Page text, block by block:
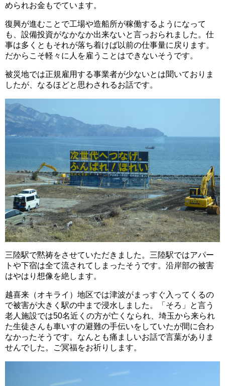
められお金もでています。
復興が進むことで工場や造船所が稼働するようになって
も、設備投資がなかなか出来ないと言っおられました。仕
事は多くともそれが落ち着けば以前の仕事量に戻ります。
だからこそ軽々に人を雇うことはできないそうです。
被災地では正規雇用する事業者が少ないとは聞いておりま
したが、なるほどと思わされるお話です。
三陸駅で黙祷をさせていただきました。三陸駅ではアパー
トや下宿は全て流されてしまったそうです。沿岸部の被害
はやはり想像を絶します。
越喜来（オキライ）地区では津波がまっすぐ入ってくるの
で被害が大きく駅の中まで浸水しました。「そろ」と言う
老人施設では50名近くの方が亡くなられ、埼玉から来られ
た生徒さんも車いすの避難の手伝いをしていたが間に合わ
なかったそうです。なんとも痛ましいお話で言葉がありま
せんでした。ご冥福をお祈りします。